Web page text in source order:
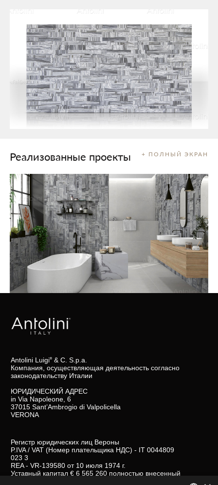
+ ПОЛНЫЙ ЭКРАН
Реализованные проекты
Antolini Luigi® & C. S.p.a.
Компания, осуществляющая деятельность согласно
законодательству Италии
ЮРИДИЧЕСКИЙ АДРЕС
in Via Napoleone, 6
37015 Sant’Ambrogio di Valpolicella
VERONA
Регистр юридических лиц Вероны
P.IVA / VAT (Номер плательщика НДС) - IT 0044809
023 3
REA - VR-139580 от 10 июля 1974 г.
Уставный капитал € 6 565 260 полностью внесенный